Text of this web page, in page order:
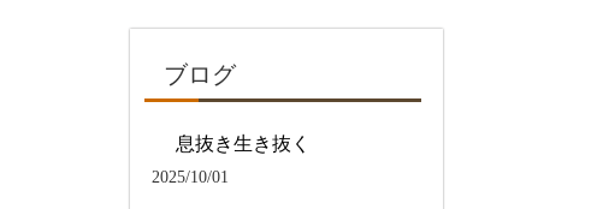
ブログ
息抜き生き抜く
2025/10/01